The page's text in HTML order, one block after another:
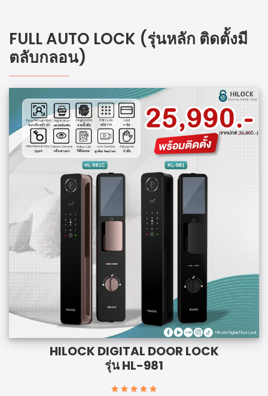
FULL AUTO LOCK (รุ่นหลัก ติดตั้งมี
ตลับกลอน)
HILOCK DIGITAL DOOR LOCK
รุ่น HL-981